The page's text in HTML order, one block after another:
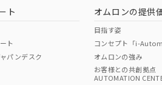
ト
ト
パンデスク
オムロンの提供
目指す姿
コンセプト「i-
オムロンの強み
お客様との共創拠点
AUTOMATION